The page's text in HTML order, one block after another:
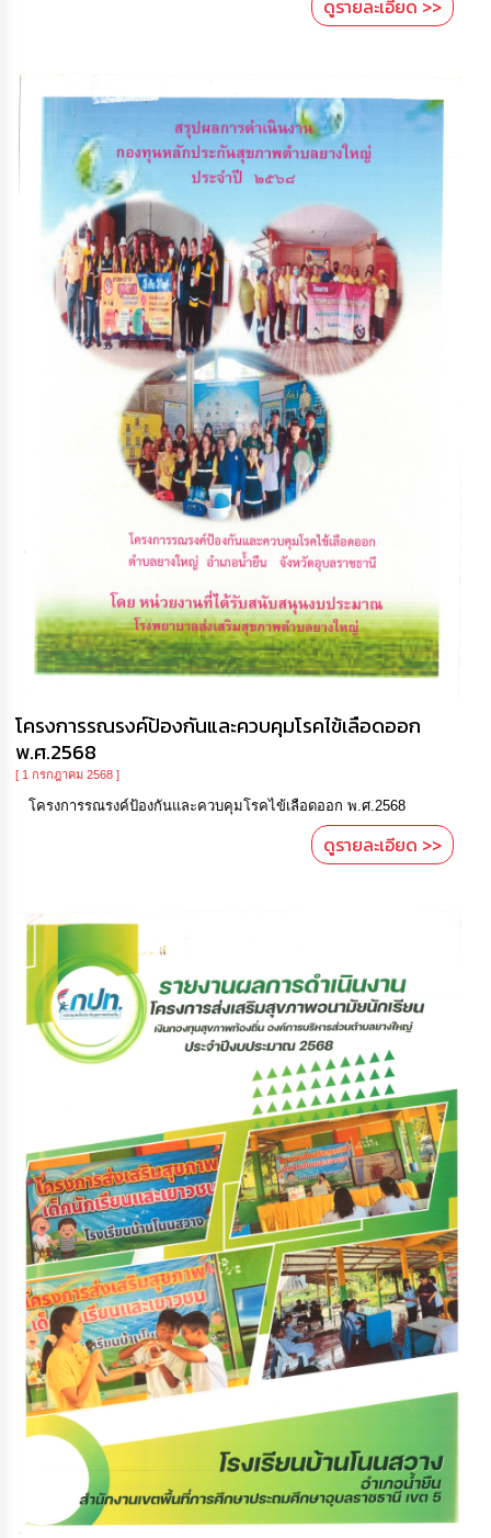
ดูรายละเอียด >>
โครงการรณรงค์ป้องกันและควบคุมโรคไข้เลือดออก
พ.ศ.2568
[ 1 กรกฎาคม 2568 ]
โครงการรณรงค์ป้องกันและควบคุมโรคไข้เลือดออก พ.ศ.2568
ดูรายละเอียด >>